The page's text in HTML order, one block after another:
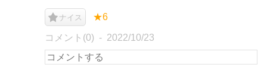
ナイス ★6
コメント(0) 2022/10/23